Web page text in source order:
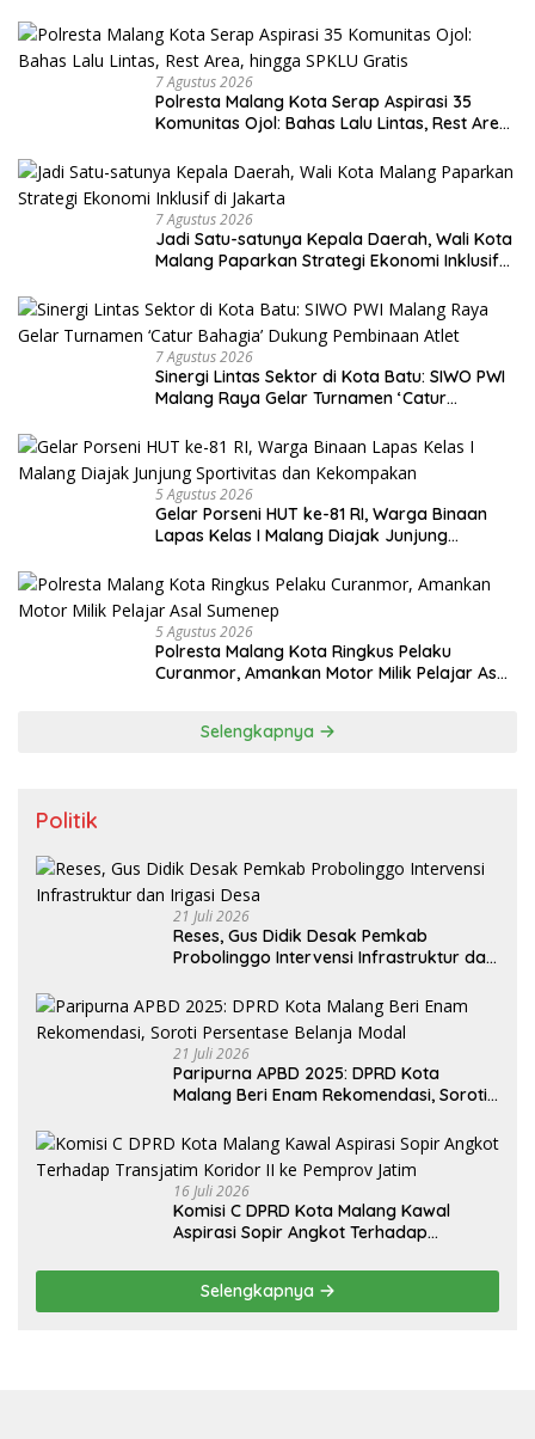
7 Agustus 2026
Polresta Malang Kota Serap Aspirasi 35
Komunitas Ojol: Bahas Lalu Lintas, Rest Area,
7 Agustus 2026
Jadi Satu-satunya Kepala Daerah, Wali Kota
Malang Paparkan Strategi Ekonomi Inklusif
7 Agustus 2026
Sinergi Lintas Sektor di Kota Batu: SIWO PWI
Malang Raya Gelar Turnamen ‘Catur
5 Agustus 2026
Gelar Porseni HUT ke-81 RI, Warga Binaan
Lapas Kelas I Malang Diajak Junjung
5 Agustus 2026
Polresta Malang Kota Ringkus Pelaku
Curanmor, Amankan Motor Milik Pelajar Asal
Selengkapnya
Politik
21 Juli 2026
Reses, Gus Didik Desak Pemkab
Probolinggo Intervensi Infrastruktur dan
21 Juli 2026
Paripurna APBD 2025: DPRD Kota
Malang Beri Enam Rekomendasi, Soroti
16 Juli 2026
Komisi C DPRD Kota Malang Kawal
Aspirasi Sopir Angkot Terhadap
Selengkapnya